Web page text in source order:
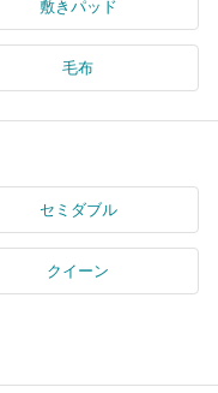
敷きパッド
毛布
セミダブル
クイーン